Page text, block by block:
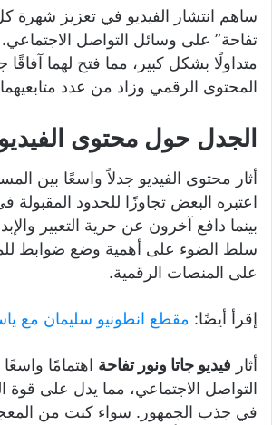
ساهم انتشار الفيديو في تعزيز شهرة
تفاحة” على وسائل التواصل
متداولًا بشكل كبير، مما فتح لهما
المحتوى الرقمي وزاد من عدد
الجدل حول محتوى الفيديو
أثار محتوى الفيديو جدلاً واسعًا بين
اعتبره البعض تجاوزًا للحدود المقبولة
بينما دافع آخرون عن حرية التعبير
سلط الضوء على أهمية وضع ضوابط
على المنصات الرقمية.
إقرأ أيضًا: مقطع انطونيو سليمان مع
أثار فيديو جاتا ونور تفاحة اهتمامًا
التواصل الاجتماعي، مما يدل على قوة
في جذب الجمهور. سواء كنت من